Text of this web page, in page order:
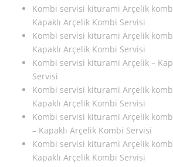
Kombi servisi kiturami Arçelik
Kapaklı Arçelik Kombi Servisi
Kombi servisi kiturami Arçelik
Kapaklı Arçelik Kombi Servisi
Kombi servisi kiturami Arçelik –
Servisi
Kombi servisi kiturami Arçelik
Kapaklı Arçelik Kombi Servisi
Kombi servisi kiturami Arçelik
– Kapaklı Arçelik Kombi Servisi
Kombi servisi kiturami Arçelik
Kapaklı Arçelik Kombi Servisi